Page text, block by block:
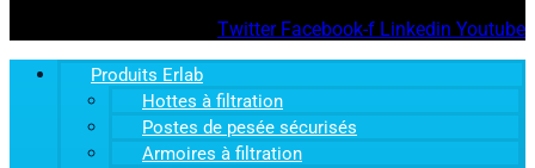
Twitter Facebook-f Linkedin Youtube
Produits Erlab
Hottes à filtration
Postes de pesée sécurisés
Armoires à filtration